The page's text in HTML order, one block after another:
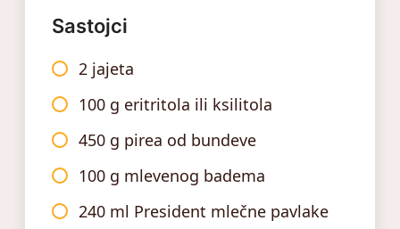
Sastojci
2 jajeta
100 g eritritola ili ksilitola
450 g pirea od bundeve
100 g mlevenog badema
240 ml President mlečne pavlake